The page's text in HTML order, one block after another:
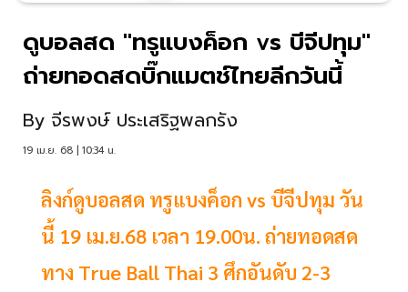
ดูบอลสด "ทรูแบงค็อก vs บีจีปทุม"
ถ่ายทอดสดบิ๊กแมตช์ไทยลีกวันนี้
By จีรพงษ์ ประเสริฐพลกรัง
19 เม.ย. 68 | 10:34 น.
ลิงก์ดูบอลสด ทรูแบงค็อก vs บีจีปทุม วัน
นี้ 19 เม.ย.68 เวลา 19.00น. ถ่ายทอดสด
ทาง True Ball Thai 3 ศึกอันดับ 2-3